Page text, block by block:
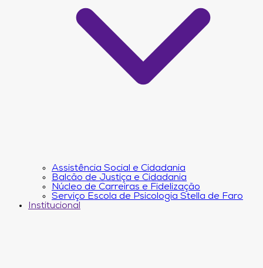
Assistência Social e Cidadania
Balcão de Justiça e Cidadania
Núcleo de Carreiras e Fidelização
Serviço Escola de Psicologia Stella de Faro
Institucional